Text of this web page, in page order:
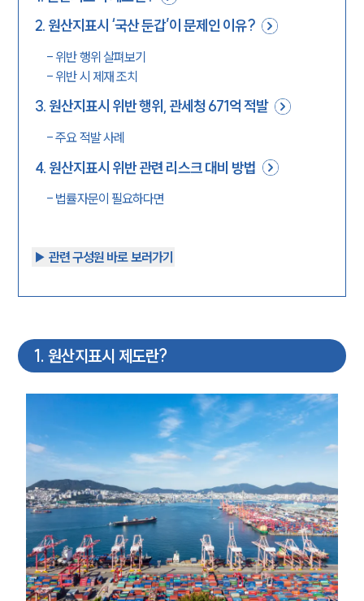
2. 원산지표시 ‘국산 둔갑’이 문제인 이유?
- 위반 행위 살펴보기
- 위반 시 제재 조치
3. 원산지표시 위반 행위, 관세청 671억 적발
-주요 적발 사례
4. 원산지표시 위반 관련 리스크 대비 방법
- 법률자문이 필요하다면
▶︎ 관련 구성원 바로 보러가기
1. 원산지표시 제도란?